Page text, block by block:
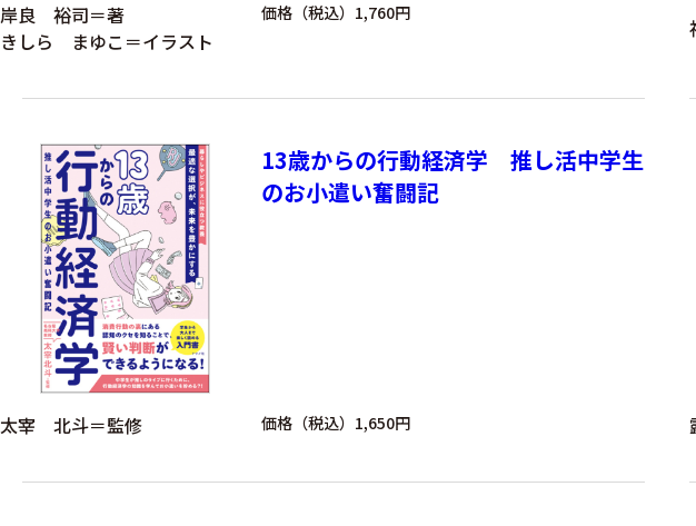
岸良 裕司＝著
きしら まゆこ＝イラスト
価格（税込）1,760円
13歳からの行動経済学 推し活中学生
のお小遣い奮闘記
太宰 北斗＝監修 価格（税込）1,650円